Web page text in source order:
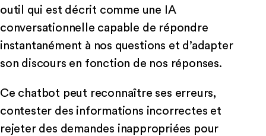
outil qui est décrit comme une IA
conversationnelle capable de répondre
instantanément à nos questions et d’adapter
son discours en fonction de nos réponses.
Ce chatbot peut reconnaître ses erreurs,
contester des informations incorrectes et
rejeter des demandes inappropriées pour